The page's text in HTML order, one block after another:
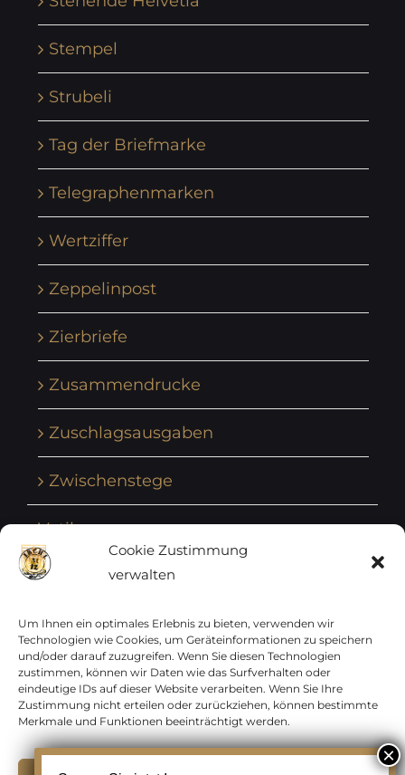
Cookie Zustimmung
verwalten
Um Ihnen ein optimales Erlebnis zu bieten, verwenden wir
Technologien wie Cookies, um Geräteinformationen zu speichern
und/oder darauf zuzugreifen. Wenn Sie diesen Technologien
zustimmen, können wir Daten wie das Surfverhalten oder
eindeutige IDs auf dieser Website verarbeiten. Wenn Sie Ihre
Zustimmung nicht erteilen oder zurückziehen, können bestimmte
Merkmale und Funktionen beeinträchtigt werden.
Stempel
Strubeli
Tag der Briefmarke
Telegraphenmarken
Wertziffer
Zeppelinpost
Zierbriefe
Zusammendrucke
Zuschlagsausgaben
Zwischenstege
Vatikan
Vereinte Nationen
Vorphilatelie
Zensurbelege Österreich
Zensurbelege Schweiz